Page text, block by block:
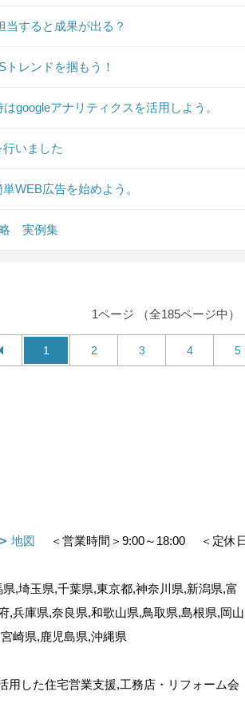
当すると成果が出る？
トレンドを掴もう！
googleアナリティクスを活用しよう。
いました
WEB広告を始めよう。
略 実例集
1ページ （全185ページ中）
1 2 3 4 5
地図 ＜営業時間＞9:00～18:00
＜定休
,埼玉県,千葉県,東京都,神奈川県,新潟県,富
,兵庫県,奈良県,和歌山県,鳥取県,島根県,岡山
崎県,鹿児島県,沖縄県
用した住宅営業支援,工務店・リフォーム会